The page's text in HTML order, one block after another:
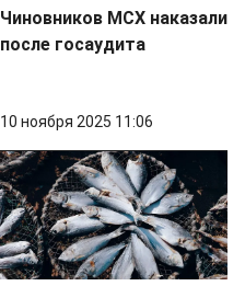
Чиновников МСХ наказали
после госаудита
10 ноября 2025 11:06